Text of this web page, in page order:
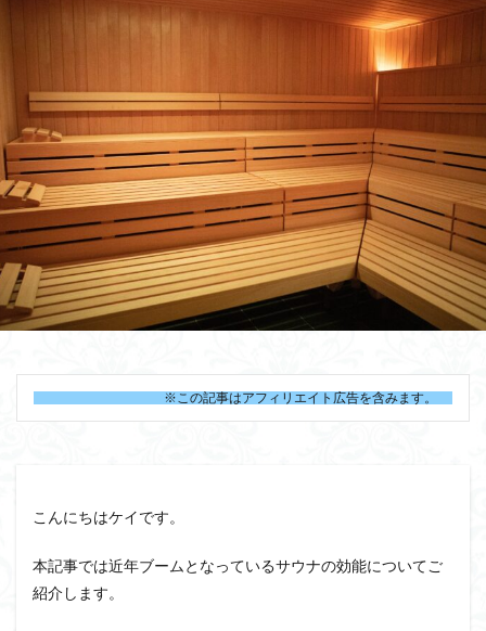
※この記事はアフィリエイト広告を含みます。
こんにちはケイです。
本記事では近年ブームとなっているサウナの効能についてご
紹介します。